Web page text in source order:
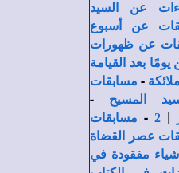
عن السيد
عن أسبوع
عن ظهورات
بعد القيامة
- مسابقات
المسيح
-
|
2
- مسابقات
عصر القضاة
مفقودة في